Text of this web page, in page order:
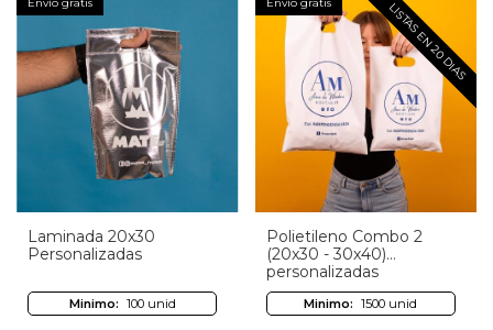
Laminada 20x30
Personalizadas
Minimo: 100 unid
LISTAS EN 20 DIAS
Polietileno Combo 2
(20x30 - 30x40)
personalizadas
Minimo: 1500 unid